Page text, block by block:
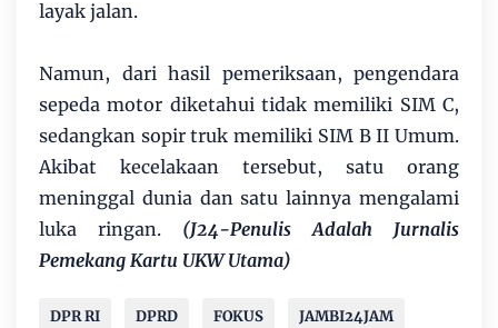
layak jalan.
Namun, dari hasil pemeriksaan, pengendara
sepeda motor diketahui tidak memiliki SIM C,
sedangkan sopir truk memiliki SIM B II Umum.
Akibat kecelakaan tersebut, satu orang
meninggal dunia dan satu lainnya mengalami
luka ringan. (J24-Penulis Adalah Jurnalis
Pemekang Kartu UKW Utama)
DPR RI DPRD FOKUS JAMBI24JAM